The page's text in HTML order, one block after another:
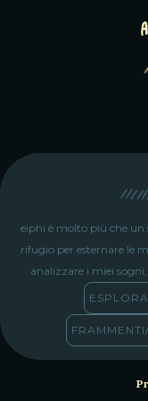
eiphi è molto più che un
rifugio per esternare le
analizzare i miei